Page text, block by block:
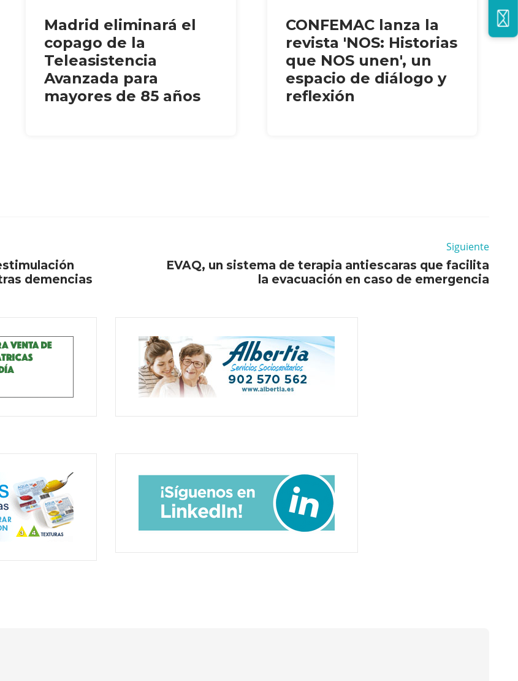
Madrid eliminará el
copago de la
Teleasistencia
Avanzada para
mayores de 85 años
CONFEMAC lanza la
revista 'NOS: Historias
que NOS unen', un
espacio de diálogo y
reflexión
demencias
Siguiente
EVAQ, un sistema de terapia antiescaras que facilita
la evacuación en caso de emergencia